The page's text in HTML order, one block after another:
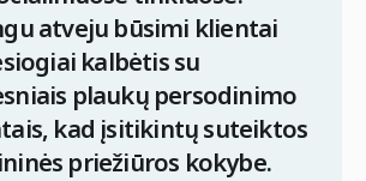
atveju būsimi klientai
kalbėtis su
plaukų persodinimo
kad įsitikintų suteiktos
priežiūros kokybe.